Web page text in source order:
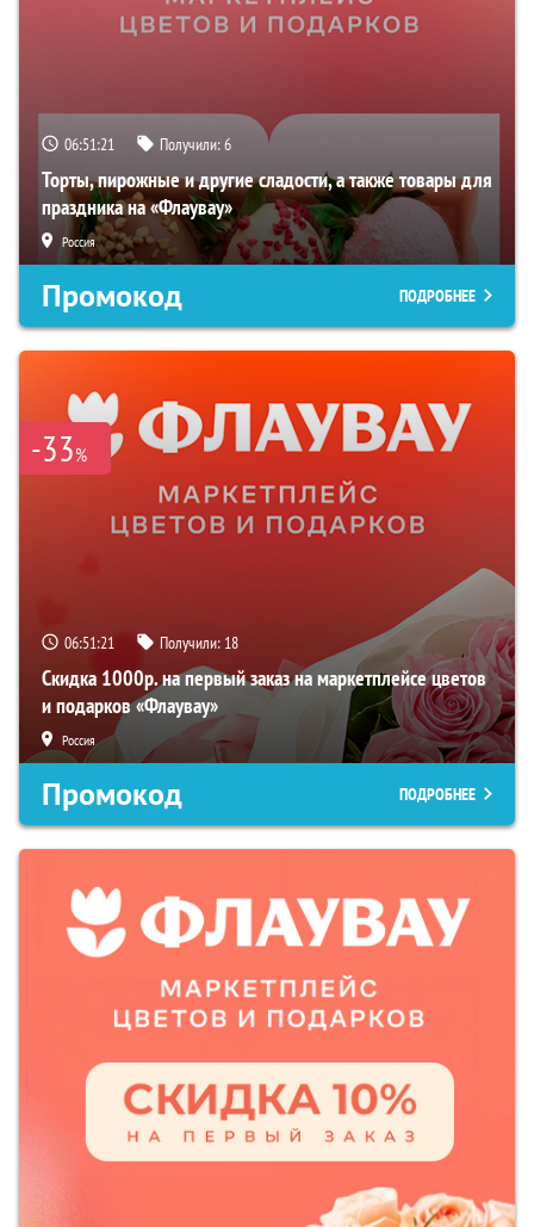
06:51:20 Получили:6
Торты, пирожные и другие сладости, а также товары для
праздника на «Флаувау»
Россия
Промокод ПОДРОБНЕЕ
-33%
06:51:20 Получили: 18
Скидка 1000р. на первый заказ на маркетплейсе цветов
и подарков «Флаувау»
Россия
Промокод ПОДРОБНЕЕ